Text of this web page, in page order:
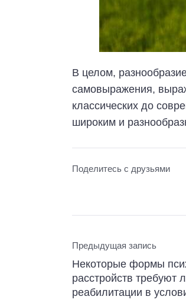
В целом,
самовыражения,
классических до
широким и
Поделитесь с друзьями
Предыдущая запись
Некоторые формы
расстройств требуют
реабилитации в